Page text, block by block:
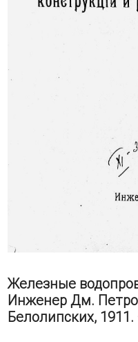
Железные
Инженер Дм.
Белолипских,